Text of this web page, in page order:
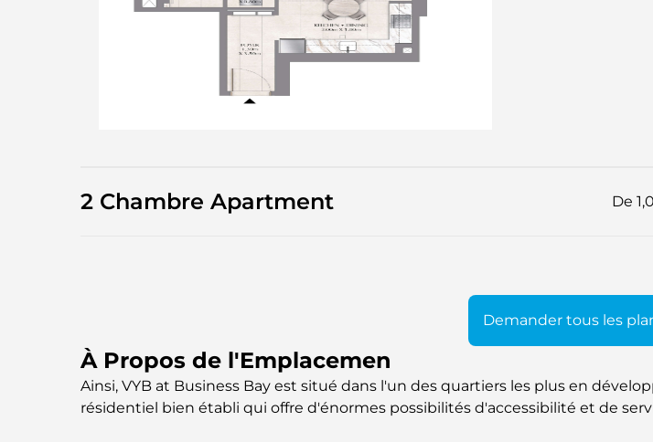
2 Chambre Apartment De
Demander tous les
À Propos de l'Emplacemen
Ainsi, VYB at Business Bay est situé dans l'un des quartiers les plus en
résidentiel bien établi qui offre d'énormes possibilités d'accessibilité et de